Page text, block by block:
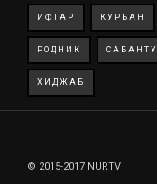
ИФТАР КУРБАН
РОДНИК
ХИДЖАБ
© 2015-2017 NURTV